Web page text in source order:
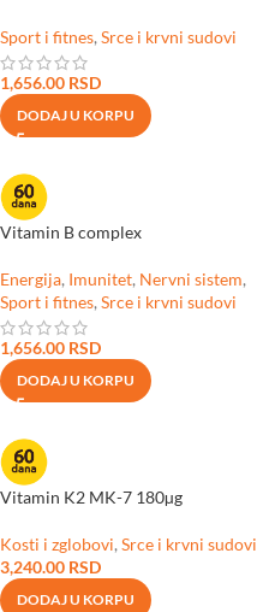
Sport i fitnes, Srce i krvni sudovi
1,656.00 RSD
DODAJ U KORPU
Vitamin B complex
Energija, Imunitet, Nervni sistem,
Sport i fitnes, Srce i krvni sudovi
1,656.00 RSD
DODAJ U KORPU
Vitamin K2 MK-7 180µg
Kosti i zglobovi, Srce i krvni sudovi
3,240.00 RSD
DODAJ U KORPU